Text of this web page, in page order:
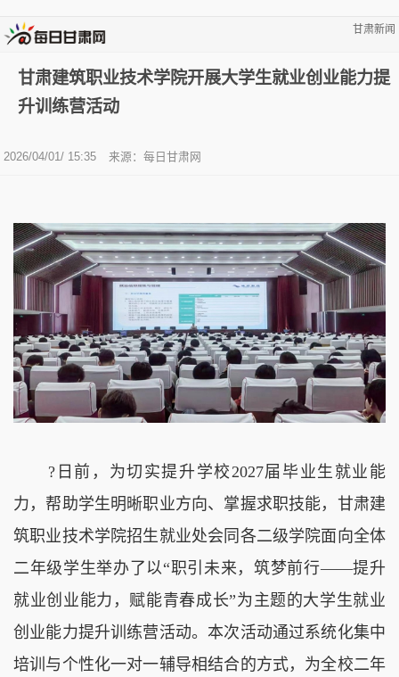
甘肃新闻
甘肃建筑职业技术学院开展大学生就业创业能力提
升训练营活动
2026/04/01/ 15:35 来源： 每日甘肃网
?日前，为切实提升学校2027届毕业生就业能
力，帮助学生明晰职业方向、掌握求职技能，甘肃建
筑职业技术学院招生就业处会同各二级学院面向全体
二年级学生举办了以“职引未来，筑梦前行——提升
就业创业能力，赋能青春成长”为主题的大学生就业
创业能力提升训练营活动。本次活动通过系统化集中
培训与个性化一对一辅导相结合的方式，为全校二年